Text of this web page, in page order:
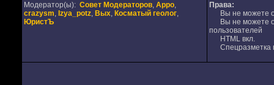
Модератор(ы): Совет Модераторов, Appo,
crazysm, Izya_potz, Вых, Косматый геолог,
ЮристЪ
Права:
Вы не можете
Вы не можете
пользователей
HTML вкл.
Спецразметка